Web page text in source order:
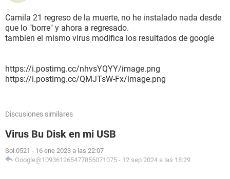
Camila 21 regreso de la muerte, no he instalado nada desde
que lo "borre" y ahora a regresado.
tambien el mismo virus modifica los resultados de google
https://i.postimg.cc/nhvsYQYY/image.png
https://i.postimg.cc/QMJTsW-Fx/image.png
Discusiones similares
Virus Bu Disk en mi USB
Sol.0521 - 16 ene 2023 a las 22:07
Google@109361265477855071075 - 12 sep 2024 a las 18:29